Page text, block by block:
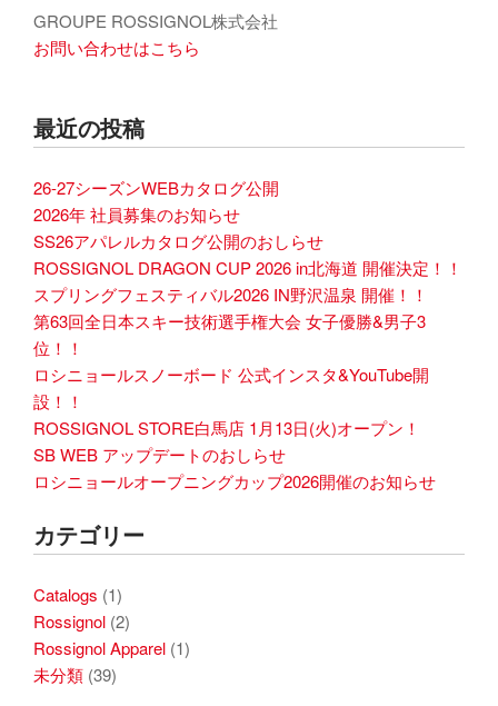
GROUPE ROSSIGNOL株式会社
お問い合わせはこちら
最近の投稿
26-27シーズンWEBカタログ公開
2026年 社員募集のお知らせ
SS26アパレルカタログ公開のおしらせ
ROSSIGNOL DRAGON CUP 2026 in北海道 開催決定！！
スプリングフェスティバル2026 IN野沢温泉 開催！！
第63回全日本スキー技術選手権大会 女子優勝&男子3
位！！
ロシニョールスノーボード 公式インスタ&YouTube開
設！！
ROSSIGNOL STORE白馬店 1月13日(火)オープン！
SB WEB アップデートのおしらせ
ロシニョールオープニングカップ2026開催のお知らせ
カテゴリー
Catalogs (1)
Rossignol (2)
Rossignol Apparel (1)
未分類 (39)